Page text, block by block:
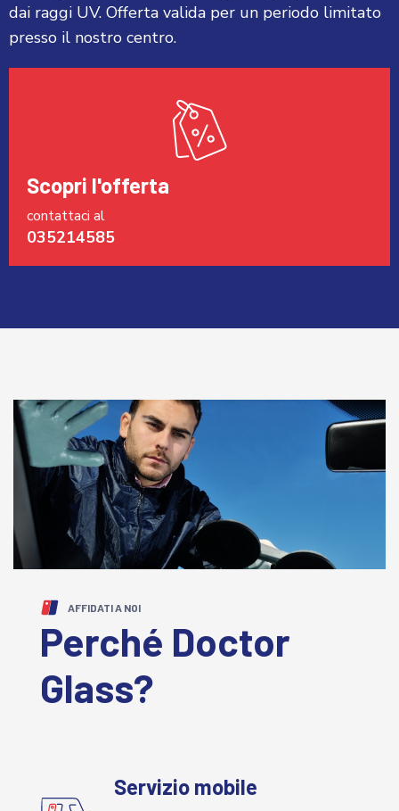
dai raggi UV. Offerta valida per un periodo limitato
presso il nostro centro.
Scopri l'offerta
contattaci al
035214585
AFFIDATI A NOI
Perché Doctor
Glass?
Servizio mobile